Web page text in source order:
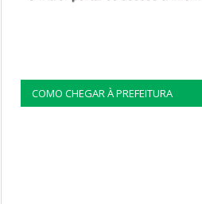
COMO CHEGAR À PREFEITURA